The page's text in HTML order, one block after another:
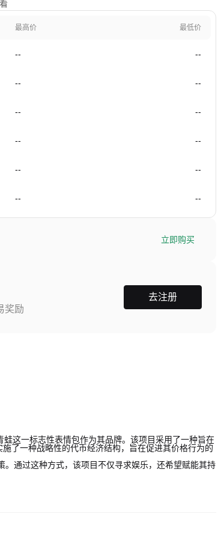
最高价 最低价
-- --
-- --
-- --
-- --
-- --
-- --
立即购买
奖励
去注册
这一标志性表情包作为其品牌。该项目采用了一种旨在
了一种战略性的代币经济结构，旨在促进其价格行为的
通过这种方式，该项目不仅寻求娱乐，还希望赋能其持